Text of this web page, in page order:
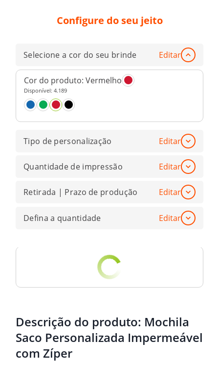
Configure do seu jeito
Selecione a cor do seu brinde Editar
Cor do produto: Vermelho
Disponível: 4.189
Tipo de personalização Editar
Quantidade de impressão Editar
Retirada | Prazo de produção Editar
Defina a quantidade Editar
Descrição do produto: Mochila
Saco Personalizada Impermeável
com Zíper